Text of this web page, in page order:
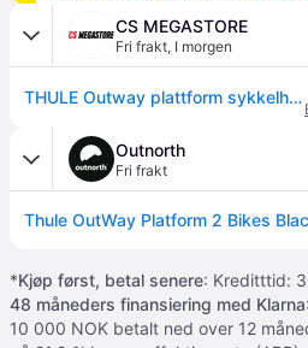
CS MEGASTORE
Fri frakt, I morgen
THULE Outway plattform sykkelholder for 2 sykler
Outnorth
Fri frakt
Thule OutWay Platform 2 Bikes
*Kjøp først, betal senere: Kreditttid:
48 måneders finansiering med Klarna
10 000 NOK betalt ned over 12